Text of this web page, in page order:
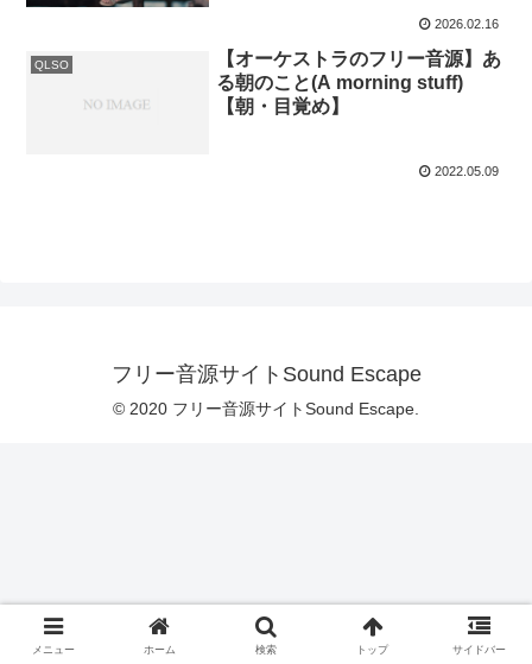
2026.02.16
QLSO
【オーケストラのフリー音源】あ
る朝のこと(A morning stuff)
【朝・目覚め】
2022.05.09
フリー音源サイトSound Escape
© 2020 フリー音源サイトSound Escape.
メニュー ホーム 検索 トップ サイドバー